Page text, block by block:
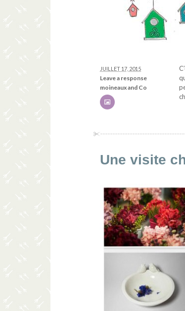
JUILLET 17, 2015
Leave a response
moineaux and Co
Une visite